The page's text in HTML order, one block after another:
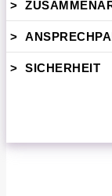
>
>
> SICHERHEIT